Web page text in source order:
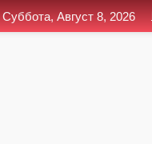
Август 8, 2026